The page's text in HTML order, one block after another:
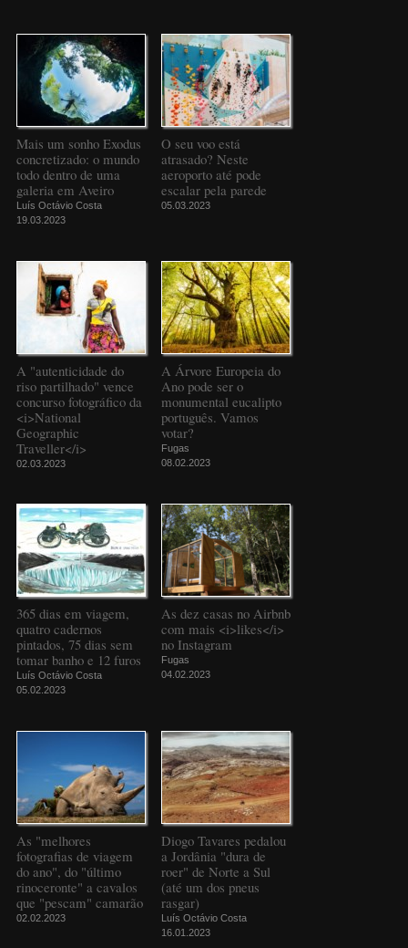
Mais um sonho Exodus
concretizado: o mundo
todo dentro de uma
galeria em Aveiro
Luís Octávio Costa
19.03.2023
O seu voo está
atrasado? Neste
aeroporto até pode
escalar pela parede
05.03.2023
A "autenticidade do
riso partilhado" vence
concurso fotográfico da
<i>National
Geographic
Traveller</i>
02.03.2023
A Árvore Europeia do
Ano pode ser o
monumental eucalipto
português. Vamos
votar?
Fugas
08.02.2023
365 dias em viagem,
quatro cadernos
pintados, 75 dias sem
tomar banho e 12 furos
Luís Octávio Costa
05.02.2023
As dez casas no Airbnb
com mais <i>likes</i>
no Instagram
Fugas
04.02.2023
As "melhores
fotografias de viagem
do ano", do "último
rinoceronte" a cavalos
que "pescam" camarão
02.02.2023
Diogo Tavares pedalou
a Jordânia "dura de
roer" de Norte a Sul
(até um dos pneus
rasgar)
Luís Octávio Costa
16.01.2023